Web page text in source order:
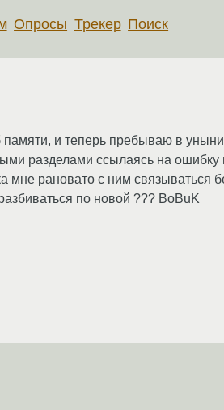
Опросы Трекер Поиск
и теперь пребываю в
разделами ссылаясь на
рановато с ним связываться
по новой ??? BoBuK